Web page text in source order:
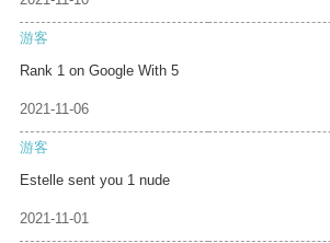
游客
Rank 1 on Google With 5
2021-11-06
游客
Estelle sent you 1 nude
2021-11-01